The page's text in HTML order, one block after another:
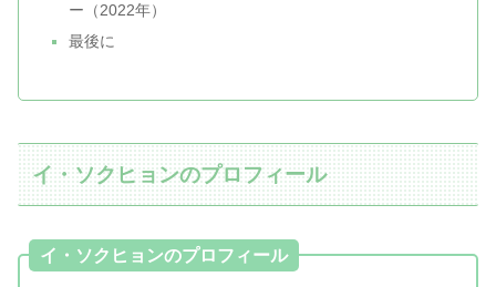
ー（2022年）
最後に
イ・ソクヒョンのプロフィール
イ・ソクヒョンのプロフィール